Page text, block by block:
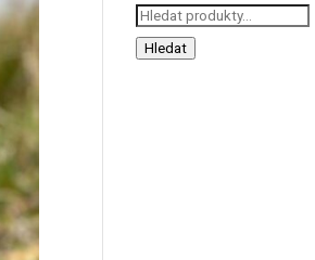
Hledat:
Hledat